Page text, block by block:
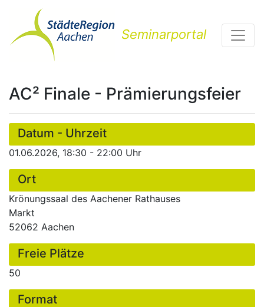
Seminarportal
AC² Finale - Prämierungsfeier
Datum - Uhrzeit
01.06.2026, 18:30 - 22:00 Uhr
Ort
Krönungssaal des Aachener Rathauses
Markt
52062 Aachen
Freie Plätze
50
Format